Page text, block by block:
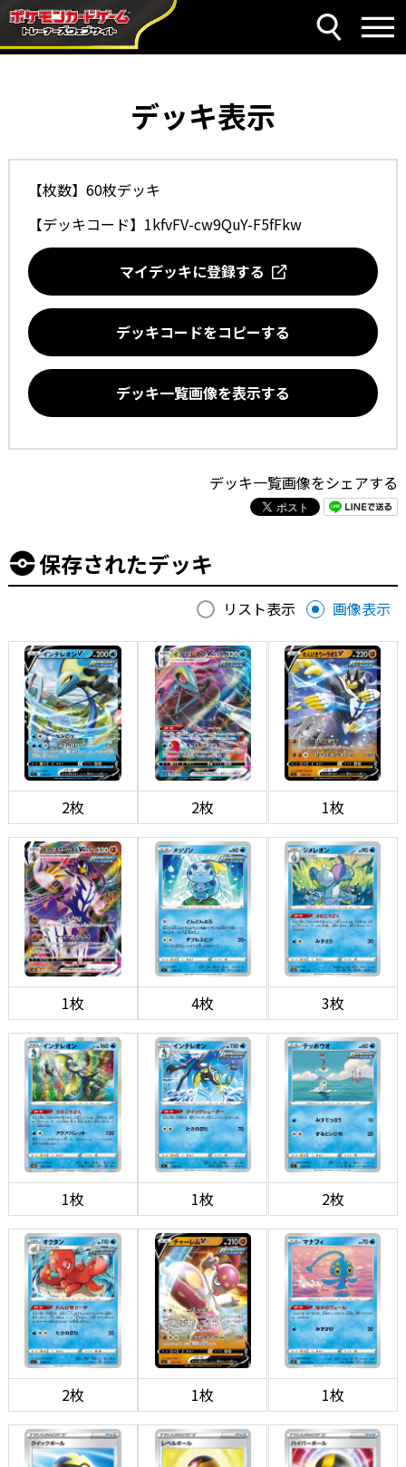
デッキ表示
【枚数】60枚デッキ
【デッキコード】 1kfvFV-cw9QuY-F5fFkw
マイデッキに登録する
デッキコードをコピーする
デッキ一覧画像を表示する
デッキ一覧画像をシェアする
保存されたデッキ
リスト表示 画像表示
2枚 2枚 1枚
1枚 4枚 3枚
1枚 1枚 2枚
2枚 1枚 1枚